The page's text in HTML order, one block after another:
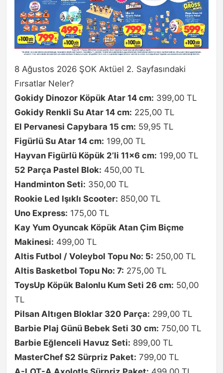
8 Ağustos 2026 ŞOK Aktüel 2. Sayfasındaki
Fırsatlar Neler?
Gokidy Dinozor Köpük Atar 14 cm: 399,00 TL
Gokidy Renkli Su Atar 14 cm: 225,00 TL
El Pervanesi Capybara 15 cm: 59,95 TL
Figürlü Su Atar 14 cm: 199,00 TL
Hayvan Figürlü Köpük 2’li 11×6 cm: 199,00 TL
52 Parça Pastel Blok: 450,00 TL
Handminton Seti: 350,00 TL
Rookie Led Işıklı Scooter: 850,00 TL
Uno Express: 175,00 TL
Kay Yum Oyuncak Köpük Atan Çim Biçme
Makinesi: 499,00 TL
Altis Futbol / Voleybol Topu No: 5: 250,00 TL
Altis Basketbol Topu No: 7: 275,00 TL
ToysUp Köpük Balonlu Kum Seti 26 cm: 50,00
TL
Pilsan Altıgen Bloklar 320 Parça: 299,00 TL
Barbie Plaj Günü Bebek Seti 30 cm: 750,00 TL
Barbie Eğlenceli Havuz Seti: 899,00 TL
MasterChef S2 Sürpriz Paket: 799,00 TL